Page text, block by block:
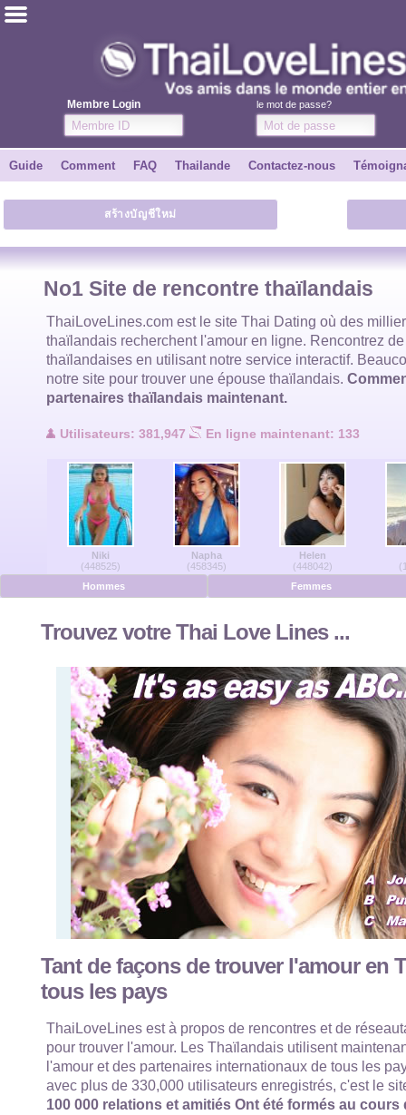
Membre Login le mot de passe?
ไทย
Témoignages
Dire à un ami
Guide
Contactez-nous
Hommes en ligne
Femmes en ligne
Allemand
Espanol
Guide Comment FAQ Thailande Contactez-nous
สร้างบัญชีใหม่
No1 Site de rencontre thaïlandais
ThaiLoveLines.com est le site Thai Dating où des
thaïlandais recherchent l'amour en ligne. Rencontrez
thaïlandaises en utilisant notre service interactif.
notre site pour trouver une épouse thaïlandais.
partenaires thaïlandais maintenant.
Utilisateurs: 381,947 En ligne maintenant: 133
Niki
(448525)
Napha
(458345)
Helen
(448042)
Hommes
Femmes
Trouvez votre Thai Love Lines ...
Tant de façons de trouver l'amour en
tous les pays
ThaiLoveLines est à propos de rencontres et de
pour trouver l'amour. Les Thaïlandais utilisent
l'amour et des partenaires internationaux de tous les
avec plus de 330,000 utilisateurs enregistrés, c'est le
100 000 relations et amitiés Ont été formés au